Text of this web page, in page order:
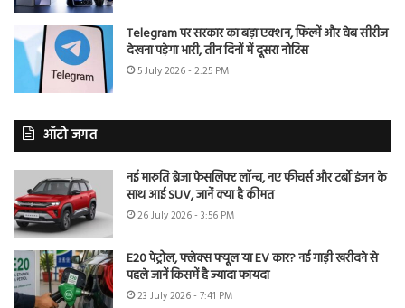
Telegram पर सरकार का बड़ा एक्शन, फिल्में और वेब सीरीज
देखना पड़ेगा भारी, तीन दिनों में दूसरा नोटिस
5 July 2026 - 2:25 PM
ऑटो जगत
नई मारुति ब्रेजा फेसलिफ्ट लॉन्च, नए फीचर्स और टर्बो इंजन के
साथ आई SUV, जानें क्या है कीमत
26 July 2026 - 3:56 PM
E20 पेट्रोल, फ्लेक्स फ्यूल या EV कार? नई गाड़ी खरीदने से
पहले जानें किसमें है ज्यादा फायदा
23 July 2026 - 7:41 PM